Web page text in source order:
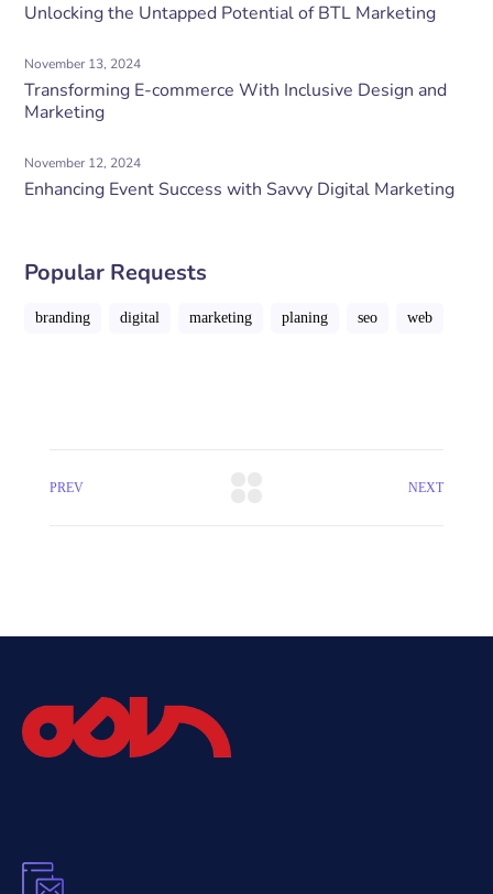
Unlocking the Untapped Potential of BTL Marketing
November 13, 2024
Transforming E-commerce With Inclusive Design and
Marketing
November 12, 2024
Enhancing Event Success with Savvy Digital Marketing
Popular Requests
branding digital marketing planing seo web
PREV NEXT